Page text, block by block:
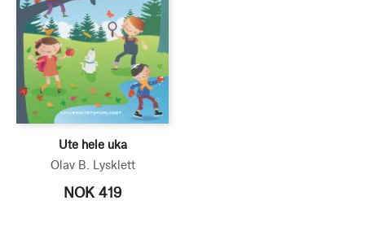
Ute hele uka
Olav B. Lysklett
NOK 419